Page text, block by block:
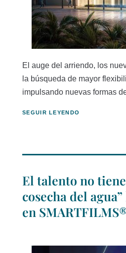
El auge del arriendo, los
la búsqueda de mayor
impulsando nuevas formas
SEGUIR LEYENDO
El talento no
cosecha del
en